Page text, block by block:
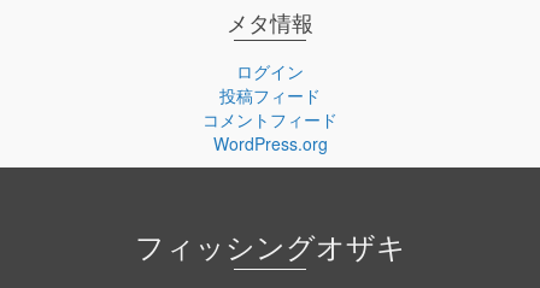
メタ情報
ログイン
投稿フィード
コメントフィード
WordPress.org
フィッシングオザキ